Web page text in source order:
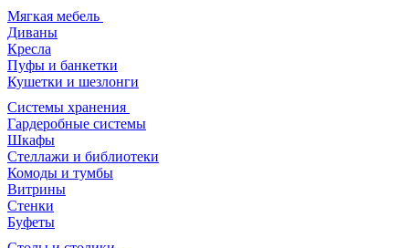
Мягкая мебель
Диваны
Кресла
Пуфы и банкетки
Кушетки и шезлонги
Системы хранения
Гардеробные системы
Шкафы
Стеллажи и библиотеки
Комоды и тумбы
Витрины
Стенки
Буфеты